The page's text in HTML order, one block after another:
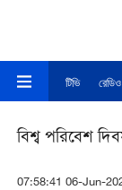
টিভি রেডিও
বিশ্ব পরিবেশ
07:58:41 06-Jun-